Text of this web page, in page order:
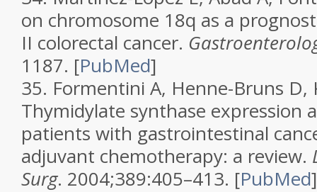
on chromosome 18q as a
II colorectal cancer.
1187. [PubMed]
35. Formentini A, Henne-Bruns
Thymidylate synthase expression
patients with gastrointestinal
adjuvant chemotherapy: a review.
Surg. 2004;389:405–413. [PubMed]